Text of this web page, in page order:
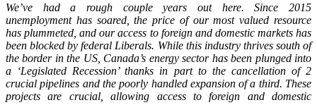
We’ve had a rough couple years out here. Since 2015
unemployment has soared, the price of our most valued resource
has plummeted, and our access to foreign and domestic markets has
been blocked by federal Liberals. While this industry thrives south of
the border in the US, Canada’s energy sector has been plunged into
a ‘Legislated Recession’ thanks in part to the cancellation of 2
crucial pipelines and the poorly handled expansion of a third. These
projects are crucial, allowing access to foreign and domestic